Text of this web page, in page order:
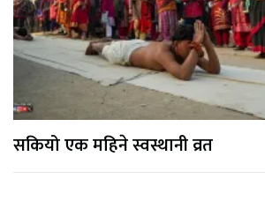
सकियो एक महिने स्वस्थानी व्रत